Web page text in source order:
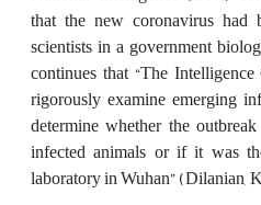
that the new coronavirus had
scientists in a government
continues that “The
rigorously examine emerging
determine whether the
infected animals or if it was
laboratory in Wuhan” (Dilanian,